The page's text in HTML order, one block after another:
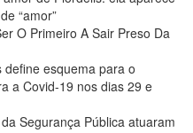
“amor”
O Primeiro A Sair Preso Da
esquema para o
a Covid-19 nos dias 29 e
Segurança Pública atuaram